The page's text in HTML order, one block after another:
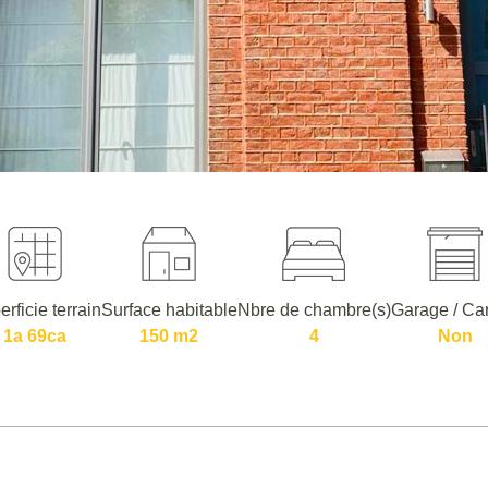
terrain
1a 69ca
Surface habitable
150 m2
Nbre de chambre(s)
4
Garage /
Non